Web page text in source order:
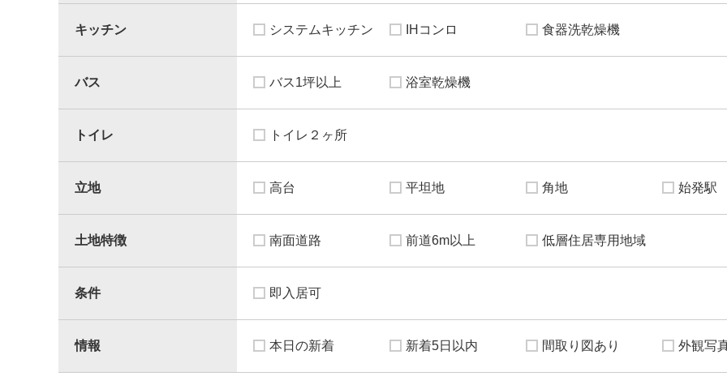
キッチン システムキッチン IHコンロ 食器洗乾燥機
バス バス1坪以上 浴室乾燥機
トイレ トイレ２ヶ所
立地 高台 平坦地 角地 始発駅
土地特徴 南面道路 前道6m以上 低層住居専用地域
条件 即入居可
情報 本日の新着 新着5日以内 間取り図あり 外観写